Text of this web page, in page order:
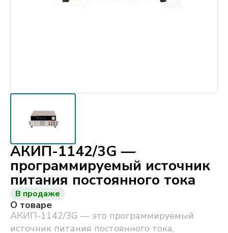
АКИП-1142/3G —
программируемый источник
питания постоянного тока
В продаже
О товаре
АКИП-1142/3G — это программируемый
источник питания постоянного тока,